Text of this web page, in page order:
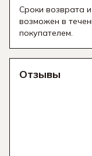
Сроки возврата
возможен в
покупателем.
Отзывы